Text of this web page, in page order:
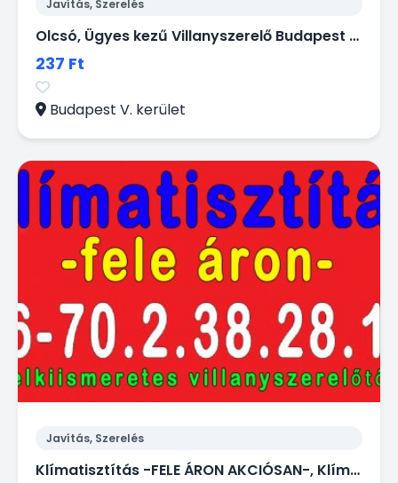
Javítás, Szerelés
Olcsó, Ügyes kezű Villanyszerelő Budapest -en gyorsan házhoz megy kisebb munkák miatt is!
237 Ft
Budapest V. kerület
Javítás, Szerelés
Klímatisztítás -FELE ÁRON AKCIÓSAN-, Klíma karbantartás -FELE ÁRON AKCIÓSAN-